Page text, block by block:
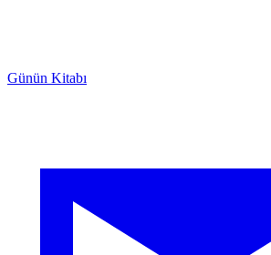
Günün Kitabı